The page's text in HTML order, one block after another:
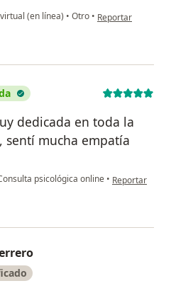
(en línea) • Otro • en opinión del
Reportar
dedicada en toda la
sentí mucha empatía
psicológica online • en opinión del
Reportar